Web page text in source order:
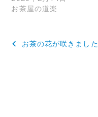
お茶屋の道楽
投
お茶の花が咲きました